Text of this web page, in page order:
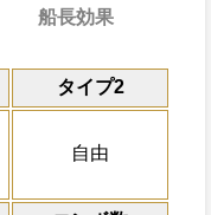
タイプ2
自由
ターン
限界突破
通常時
自属性スロットに変
らし、2ターンの間
共闘性能
冒険開始時の必殺タ
キャラの攻撃を
にし、他の属性キャ
習得する効果
ータスが+30される
船長効果
通常時
2.5倍、スロットが
の体力と回復を1.2倍に